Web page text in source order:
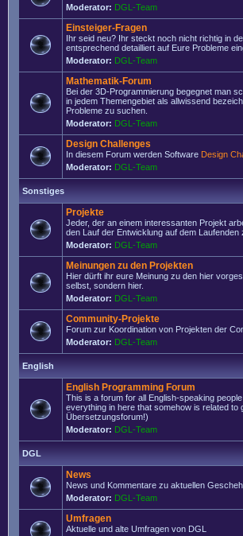
Moderator: DGL-Team
Einsteiger-Fragen
Ihr seid neu? Ihr steckt noch nicht richtig in
entsprechend detailliert auf Eure Probleme
Moderator: DGL-Team
Mathematik-Forum
Bei der 3D-Programmierung begegnet man
in jedem Themengebiet als allwissend
Probleme zu suchen.
Moderator: DGL-Team
Design Challenges
In diesem Forum werden Software Design
Moderator: DGL-Team
Sonstiges
Projekte
Jeder, der an einem interessanten Projekt
den Lauf der Entwicklung auf dem Laufenden
Moderator: DGL-Team
Meinungen zu den Projekten
Hier dürft ihr eure Meinung zu den hier
selbst, sondern hier.
Moderator: DGL-Team
Community-Projekte
Forum zur Koordination von Projekten der
Moderator: DGL-Team
English
English Programming Forum
This is a forum for all English-speaking
everything in here that somehow is related
Übersetzungsforum!)
Moderator: DGL-Team
DGL
News
News und Kommentare zu aktuellen
Moderator: DGL-Team
Umfragen
Aktuelle und alte Umfragen von DGL